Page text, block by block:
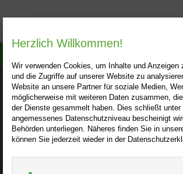
Über bibli-buch.de+
AGB
Impressum
Herzlich Willkommen!
Wir verwenden Cookies, um Inhalte und
und die Zugriffe auf unserer Website zu
Website an unsere Partner für soziale Medien,
möglicherweise mit weiteren Daten zusammen,
der Dienste gesammelt haben. Dies schließt
angemessenes Datenschutzniveau bescheinigt
Behörden unterliegen. Näheres finden Sie in
können Sie jederzeit wieder in der